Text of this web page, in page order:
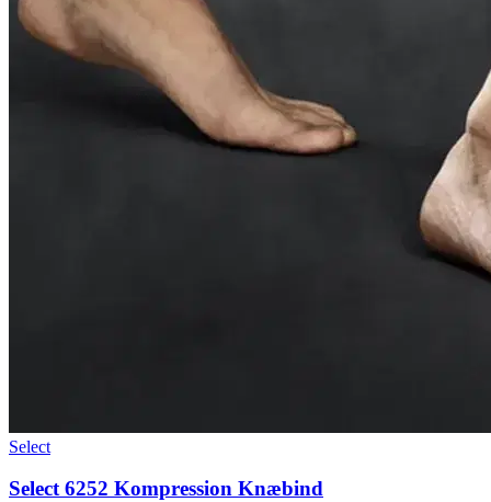
Select
Select 6252 Kompression Knæbind